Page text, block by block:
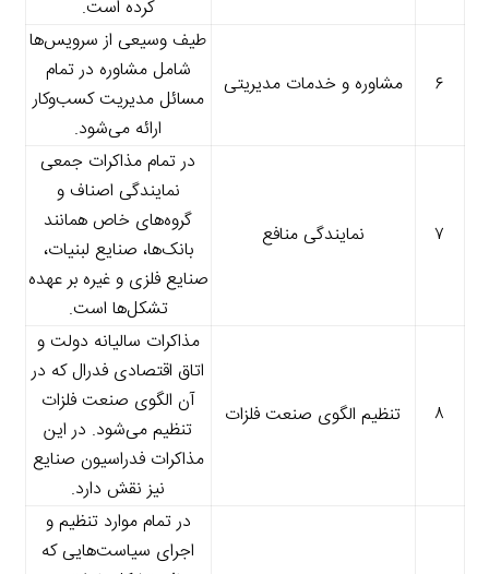
کرده است.
۶ مشاوره و خدمات مدیریتی
طیف وسیعی از سرویس‌ها
شامل مشاوره در تمام
مسائل مدیریت کسب‌وکار
ارائه می‌شود.
۷ نمایندگی منافع
در تمام مذاکرات جمعی
نمایندگی اصناف و
گروه‌های خاص همانند
بانک‌ها، صنایع لبنیات،
صنایع فلزی و غیره بر عهده
تشکل‌ها است.
۸ تنظیم الگوی صنعت فلزات
مذاکرات سالیانه دولت و
اتاق اقتصادی فدرال که در
آن الگوی صنعت فلزات
تنظیم می‌شود. در این
مذاکرات فدراسیون صنایع
نیز نقش دارد.
در تمام موارد تنظیم و
اجرای سیاست‌هایی که